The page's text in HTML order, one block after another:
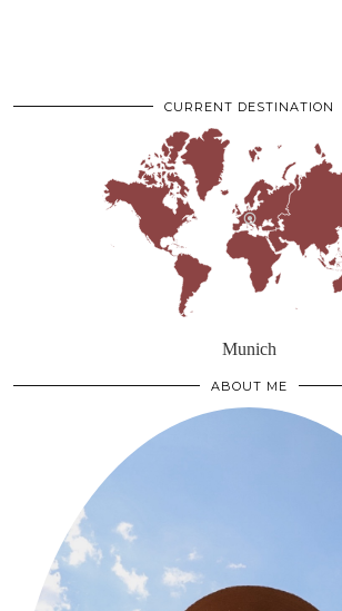
CURRENT DESTINATION
Munich
ABOUT ME